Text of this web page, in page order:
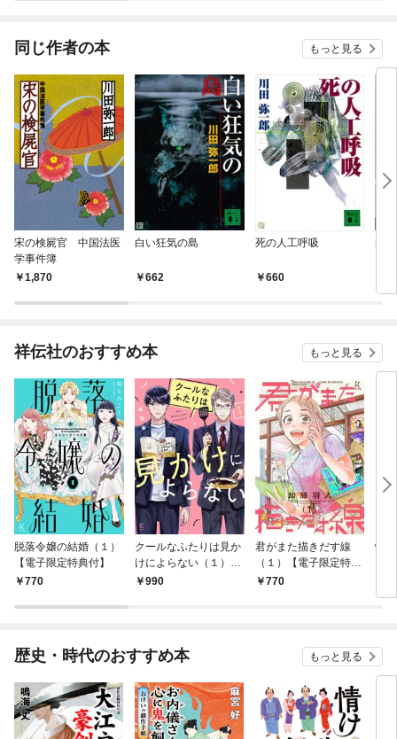
同じ作者の本 もっと見る
宋の検屍官 中国法医
学事件簿
1,870
白い狂気の島
662
死の人工呼吸
660
祥伝社のおすすめ本 もっと見る
脱落令嬢の結婚（１）
【電子限定特典付】
770
クールなふたりは見か
けによらない（１）
【電子限定特典付】
990
君がまた描きだす線
（１）【電子限定特典
付】770
情
歴史・時代のおすすめ本 もっと見る